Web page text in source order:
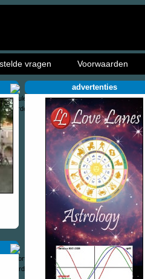
vragen Voorwaarden
advertenties